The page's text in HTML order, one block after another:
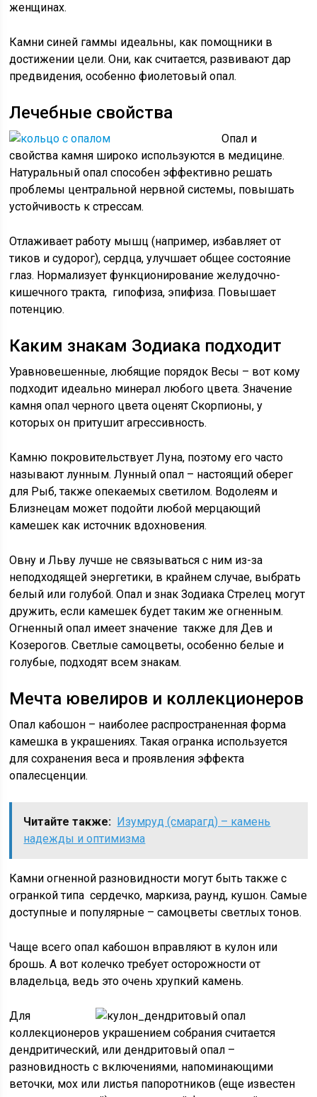
женщинах.
Камни синей гаммы идеальны, как помощники в
достижении цели. Они, как считается, развивают дар
предвидения, особенно фиолетовый опал.
Лечебные свойства
Опал и
свойства камня широко используются в медицине.
Натуральный опал способен эффективно решать
проблемы центральной нервной системы, повышать
устойчивость к стрессам.
Отлаживает работу мышц (например, избавляет от
тиков и судорог), сердца, улучшает общее состояние
глаз. Нормализует функционирование желудочно-
кишечного тракта, гипофиза, эпифиза. Повышает
потенцию.
Каким знакам Зодиака подходит
Уравновешенные, любящие порядок Весы – вот кому
подходит идеально минерал любого цвета. Значение
камня опал черного цвета оценят Скорпионы, у
которых он притушит агрессивность.
Камню покровительствует Луна, поэтому его часто
называют лунным. Лунный опал – настоящий оберег
для Рыб, также опекаемых светилом. Водолеям и
Близнецам может подойти любой мерцающий
камешек как источник вдохновения.
Овну и Льву лучше не связываться с ним из-за
неподходящей энергетики, в крайнем случае, выбрать
белый или голубой. Опал и знак Зодиака Стрелец могут
дружить, если камешек будет таким же огненным.
Огненный опал имеет значение также для Дев и
Козерогов. Светлые самоцветы, особенно белые и
голубые, подходят всем знакам.
Мечта ювелиров и коллекционеров
Опал кабошон – наиболее распространенная форма
камешка в украшениях. Такая огранка используется
для сохранения веса и проявления эффекта
опалесценции.
Читайте также: Изумруд (смарагд) – камень
надежды и оптимизма
Камни огненной разновидности могут быть также с
огранкой типа сердечко, маркиза, раунд, кушон. Самые
доступные и популярные – самоцветы светлых тонов.
Чаще всего опал кабошон вправляют в кулон или
брошь. А вот колечко требует осторожности от
владельца, ведь это очень хрупкий камень.
Для
коллекционеров украшением собрания считается
дендритический, или дендритовый опал –
разновидность с включениями, напоминающими
веточки, мох или листья папоротников (еще известен